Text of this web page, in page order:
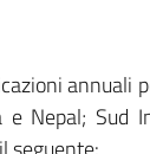
annuali
Nepal; Sud